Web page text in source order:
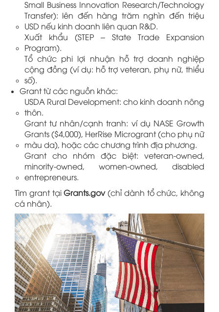
Small Business Innovation Research/Technology
Transfer): lên đến hàng trăm nghìn đến triệu
USD nếu kinh doanh liên quan R&D.
Xuất khẩu (STEP – State Trade Expansion
Program).
Tổ chức phi lợi nhuận hỗ trợ doanh nghiệp
cộng đồng (ví dụ: hỗ trợ veteran, phụ nữ, thiểu
số).
Grant từ các nguồn khác:
USDA Rural Development: cho kinh doanh nông
thôn.
Grant tư nhân/cạnh tranh: ví dụ NASE Growth
Grants ($4,000), HerRise Microgrant (cho phụ nữ
màu da), hoặc các chương trình địa phương.
Grant cho nhóm đặc biệt: veteran-owned,
minority-owned, women-owned, disabled
entrepreneurs.
Tìm grant tạiGrants.gov(chỉ dành tổ chức, không
cá nhân).